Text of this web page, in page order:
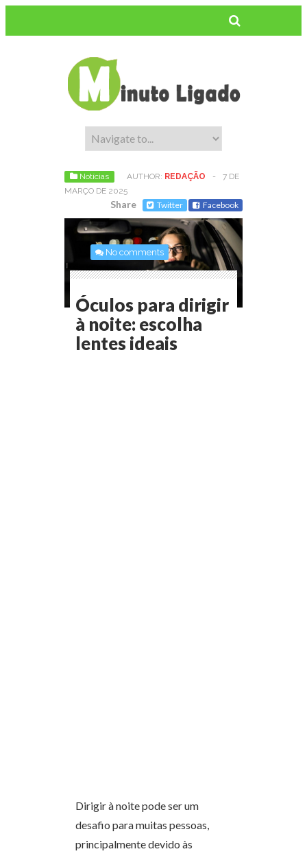
Notícias AUTHOR: REDAÇÃO -
7 DE
MARÇO DE 2025
Share Twitter Facebook
No comments
Óculos para dirigir
à noite: escolha
lentes ideais
Dirigir à noite pode ser um
desafio para muitas pessoas,
principalmente devido às